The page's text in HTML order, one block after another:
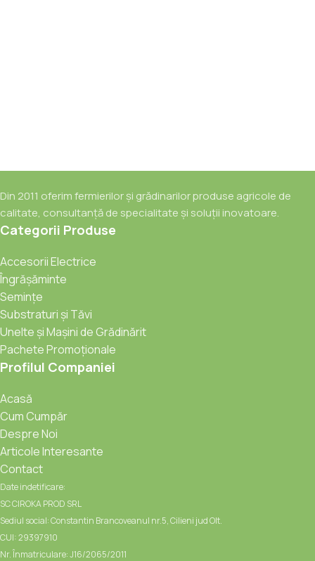
Din 2011 oferim fermierilor și grădinarilor produse agricole de
calitate, consultanță de specialitate și soluții inovatoare.
Categorii Produse
Accesorii Electrice
Îngrășăminte
Semințe
Substraturi și Tăvi
Unelte și Mașini de Grădinărit
Pachete Promoționale
Profilul Companiei
Acasă
Cum Cumpăr
Despre Noi
Articole Interesante
Contact
Date indetificare:
SC CIROKA PROD SRL
Sediul social: Constantin Brancoveanul nr.5, Cilieni jud Olt.
CUI: 29397910
Nr. Înmatriculare: J16/2065/2011